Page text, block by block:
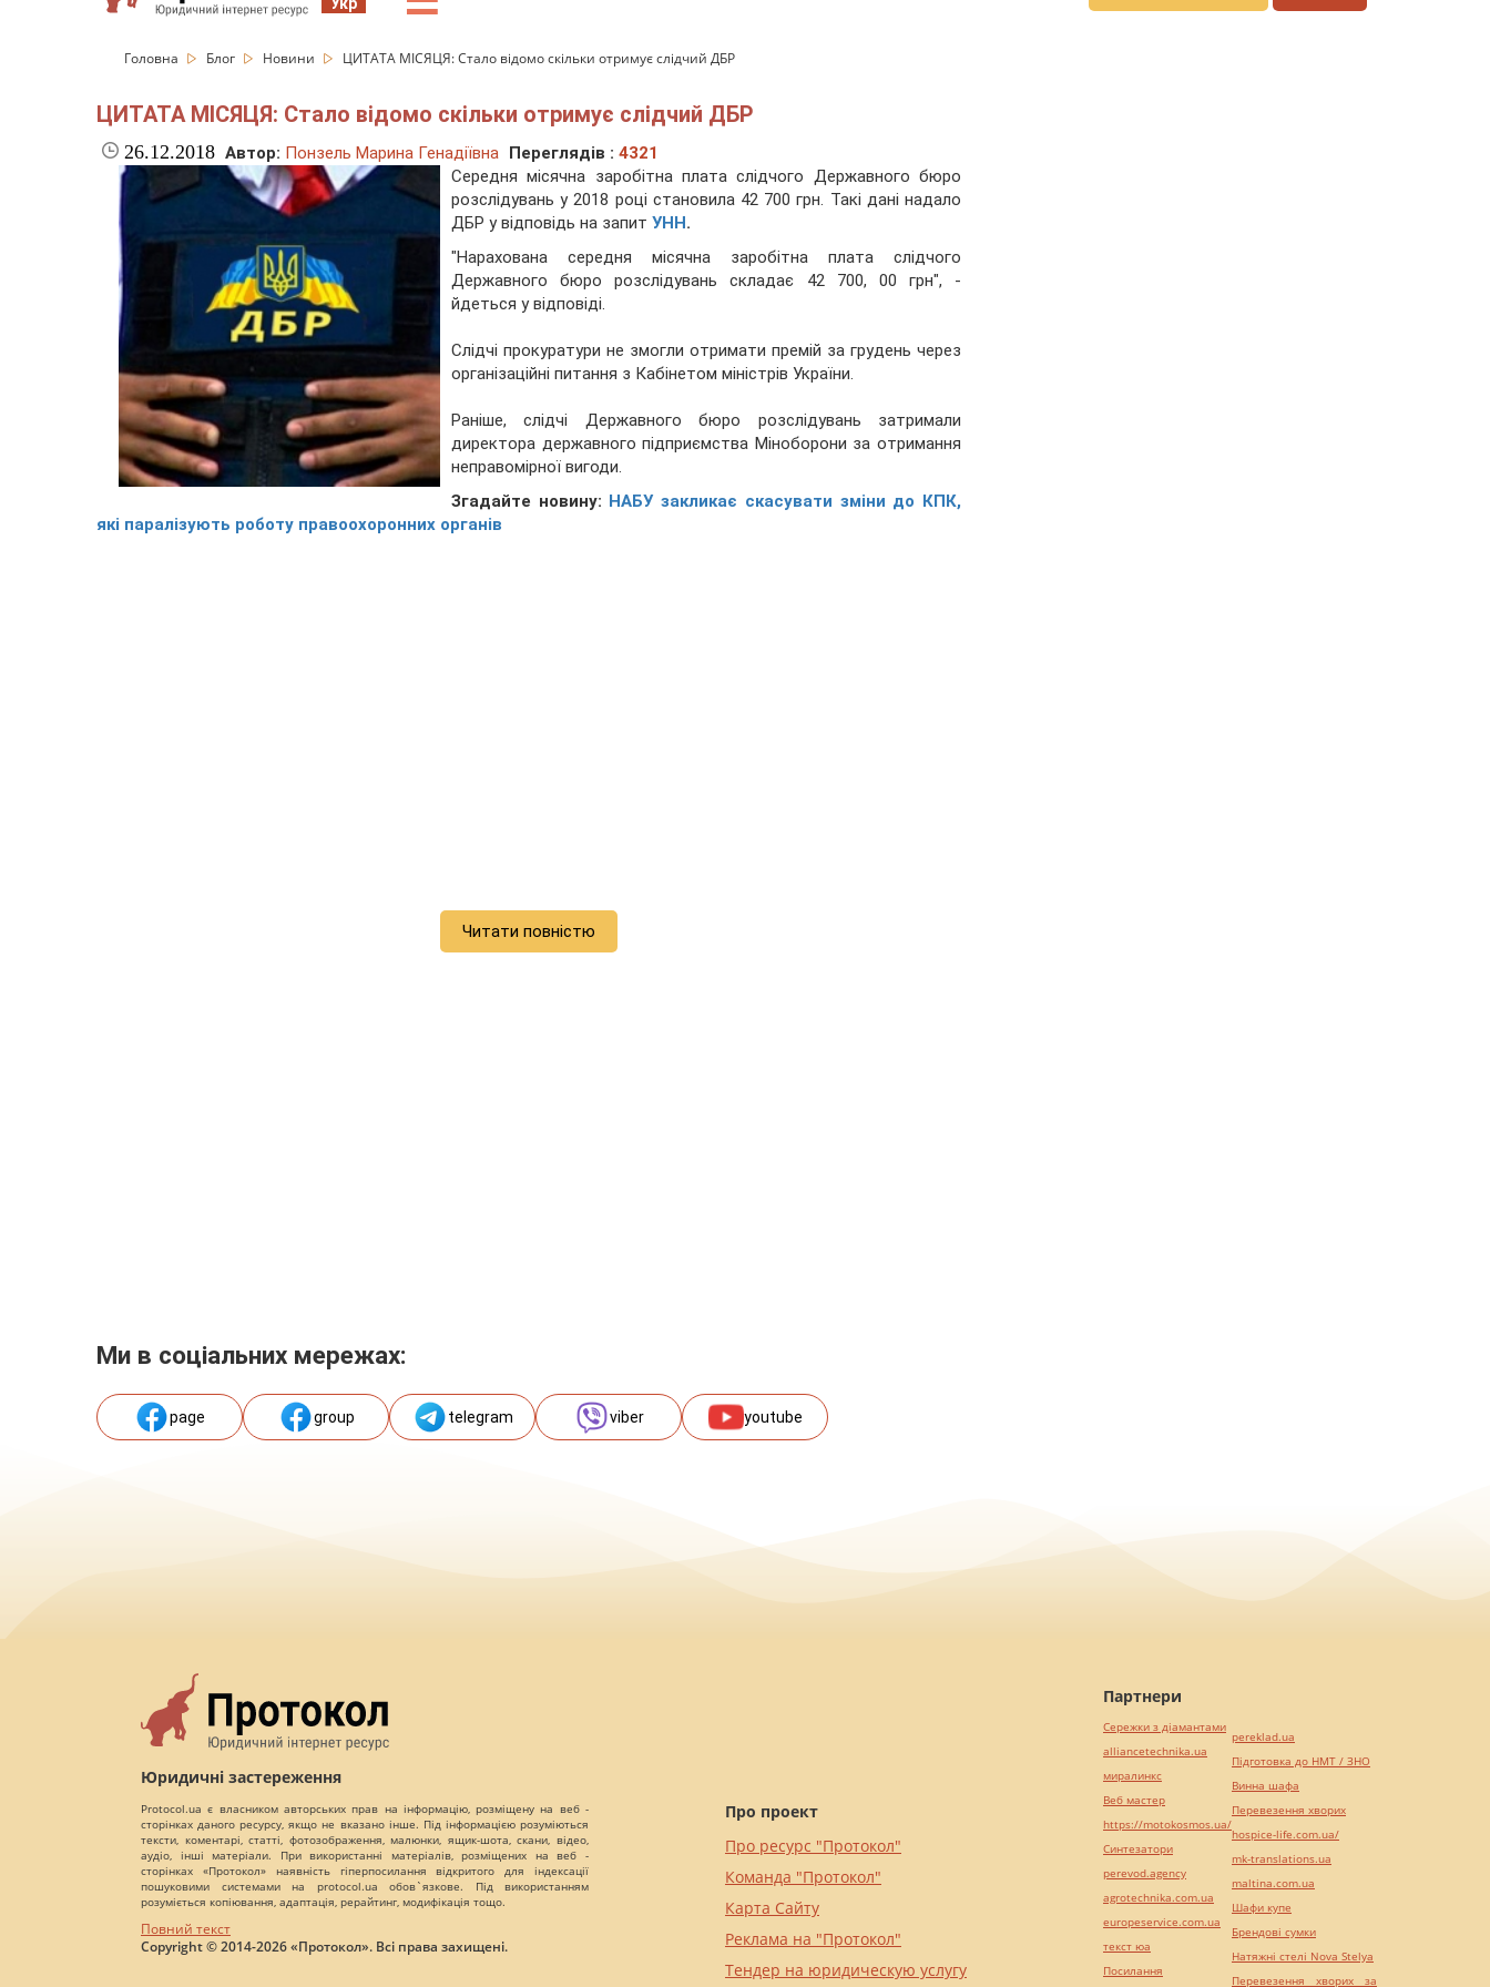
Головна Блог Новини ЦИТАТА МІСЯЦЯ: Стало відомо скільки отримує слідчий ДБР
ЦИТАТА МІСЯЦЯ: Стало відомо скільки отримує слідчий ДБР
26.12.2018 Автор: Понзель Марина Генадіївна Переглядів : 4321
Середня місячна заробітна плата слідчого Державного бюро
розслідувань у 2018 році становила 42 700 грн. Такі дані надало
ДБР у відповідь на запит УНН .
"Нарахована середня місячна заробітна плата слідчого
Державного бюро розслідувань складає 42 700, 00 грн", -
йдеться у відповіді.
Слідчі прокуратури не змогли отримати премій за грудень через
організаційні питання з Кабінетом міністрів України.
Раніше, слідчі Державного бюро розслідувань затримали
директора державного підприємства Міноборони за отримання
неправомірної вигоди.
Згадайте новину: НАБУ закликає скасувати зміни до КПК,
які паралізують роботу правоохоронних органів
Читати повністю
Ми в соціальних мережах:
page group telegram viber youtube
Юридичні застереження
Protocol.ua є власником авторських прав на інформацію, розміщену на веб -
сторінках даного ресурсу, якщо не вказано інше. Під інформацією розуміються
тексти, коментарі, статті, фотозображення, малюнки, ящик-шота, скани, відео,
аудіо, інші матеріали. При використанні матеріалів, розміщених на веб -
сторінках «Протокол» наявність гіперпосилання відкритого для індексації
пошуковими системами на protocol.ua обов`язкове. Під використанням
розуміється копіювання, адаптація, рерайтинг, модифікація тощо.
Повний текст
Copyright © 2014-2026 «Протокол». Всі права захищені.
Про проект
Про ресурс "Протокол"
Команда "Протокол"
Карта Сайту
Реклама на "Протокол"
Тендер на юридическую услугу
Партнери
Сережки з діамантами
alliancetechnika.ua
миралинкс
Веб мастер
https://motokosmos.ua/
Синтезатори
perevod.agency
agrotechnika.com.ua
europeservice.com.ua
текст юа
Посилання
pereklad.ua
Підготовка до НМТ / ЗНО
Винна шафа
Перевезення хворих
hospice-life.com.ua/
mk-translations.ua
maltina.com.ua
Шафи купе
Брендові сумки
Натяжні стелі Nova Stelya
Перевезення хворих за